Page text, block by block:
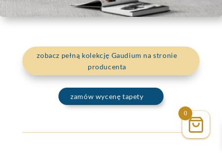
zobacz pełną kolekcję Gaudium na stronie
producenta
zamów wycenę tapety
0